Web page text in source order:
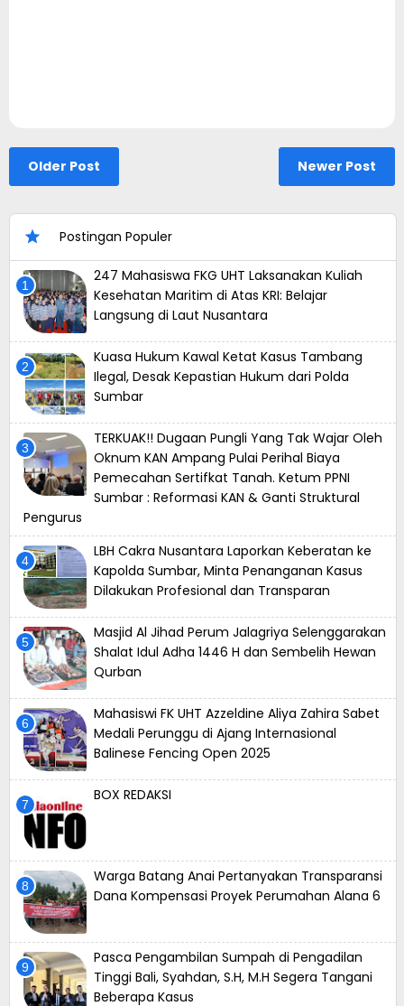
Newer Post
Older Post
Postingan Populer
247 Mahasiswa FKG UHT Laksanakan Kuliah
Kesehatan Maritim di Atas KRI: Belajar
Langsung di Laut Nusantara
Kuasa Hukum Kawal Ketat Kasus Tambang
Ilegal, Desak Kepastian Hukum dari Polda
Sumbar
TERKUAK!! Dugaan Pungli Yang Tak Wajar Oleh
Oknum KAN Ampang Pulai Perihal Biaya
Pemecahan Sertifkat Tanah. Ketum PPNI
Sumbar : Reformasi KAN & Ganti Struktural
Pengurus
LBH Cakra Nusantara Laporkan Keberatan ke
Kapolda Sumbar, Minta Penanganan Kasus
Dilakukan Profesional dan Transparan
Masjid Al Jihad Perum Jalagriya Selenggarakan
Shalat Idul Adha 1446 H dan Sembelih Hewan
Qurban
Mahasiswi FK UHT Azzeldine Aliya Zahira Sabet
Medali Perunggu di Ajang Internasional
Balinese Fencing Open 2025
BOX REDAKSI
Warga Batang Anai Pertanyakan Transparansi
Dana Kompensasi Proyek Perumahan Alana 6
⁠Pasca Pengambilan Sumpah di Pengadilan
Tinggi Bali, Syahdan, S.H, M.H Segera Tangani
Beberapa Kasus